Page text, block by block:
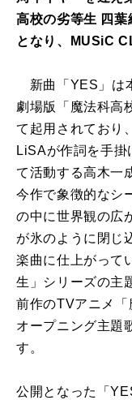
高校の劣等生 四
となり、MUSiC
新曲「YES」は
劇場版「魔法科高
て起用されており
LiSAが作詞を手
て活動する高木一
今作で象徴的なシ
の中に世界観の広
が氷のように閉じ
楽曲に仕上がって
生」シリーズの主
前作のTVアニメ
オープニング主題
す。
公開となった「